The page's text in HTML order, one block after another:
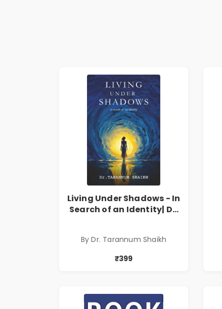
Living Under Shadows - In
Search of an Identity| Dr.
By Dr. Tarannum Shaikh
₹399